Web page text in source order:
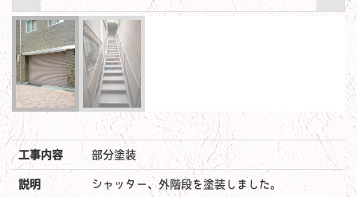
工事内容 部分塗装
説明 シャッター、外階段を塗装しました。